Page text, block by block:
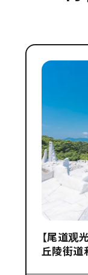
【尾道观
丘陵街道